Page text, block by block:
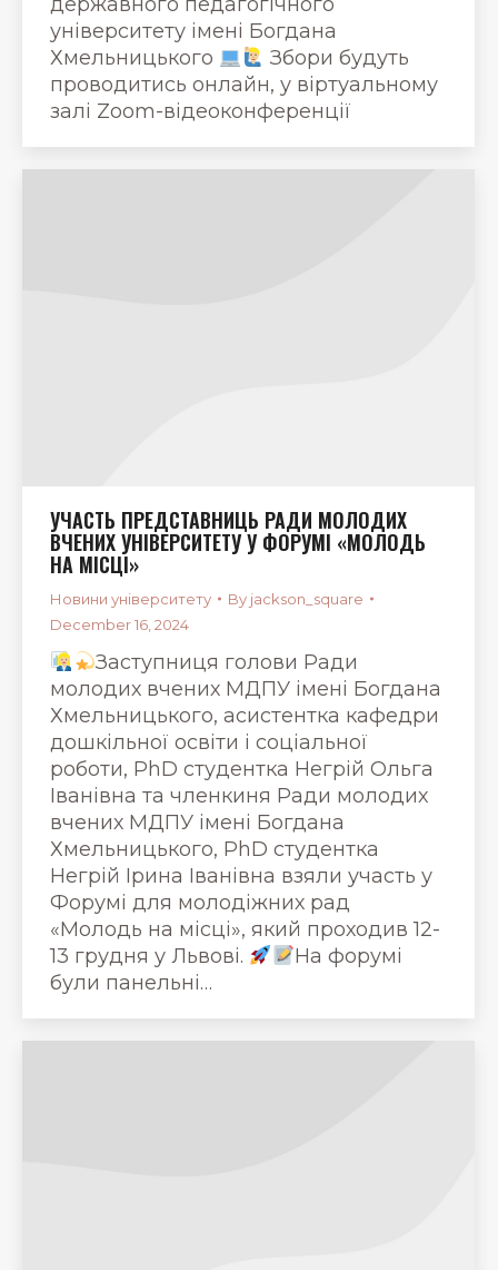
університету імені Богдана
Хмельницького
Збори будуть
проводитись онлайн, у віртуальному
залі Zoom-відеоконференції
УЧАСТЬ ПРЕДСТАВНИЦЬ РАДИ МОЛОДИХ
ВЧЕНИХ УНІВЕРСИТЕТУ У ФОРУМІ «МОЛОДЬ
НА МІСЦІ»
Новини університету By jackson_square
December 16, 2024
Заступниця голови Ради
молодих вчених МДПУ імені Богдана
Хмельницького, асистентка кафедри
дошкільної освіти і соціальної
роботи, PhD студентка Негрій Ольга
Іванівна та членкиня Ради молодих
вчених МДПУ імені Богдана
Хмельницького, PhD студентка
Негрій Ірина Іванівна взяли участь у
Форумі для молодіжних рад
«Молодь на місці», який проходив 12-
13 грудня у Львові.
На форумі
були панельні…